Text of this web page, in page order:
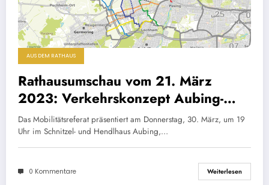
AUS DEM RATHAUS
Rathausumschau vom 21. März
2023: Verkehrskonzept Aubing-
Lochhausen-Langwied:
Infoveranstaltung
Das Mobilitätsreferat präsentiert am Donnerstag, 30. März, um 19
Uhr im Schnitzel- und Hendlhaus Aubing,…
0 Kommentare Weiterlesen